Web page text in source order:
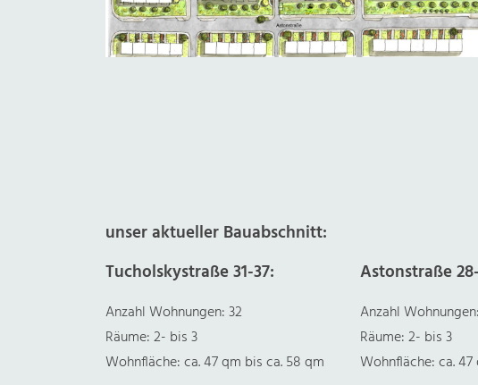
unser aktueller Bauabschnitt:
Tucholskystraße 31-37:
Anzahl Wohnungen: 32
Räume: 2- bis 3
Wohnfläche: ca. 47 qm bis ca. 58 qm
Astonstraße
Anzahl
Räume: 2- bis 3
Wohnfläche: ca.